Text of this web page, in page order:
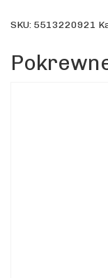
(czarna)
SKU: 5513220921